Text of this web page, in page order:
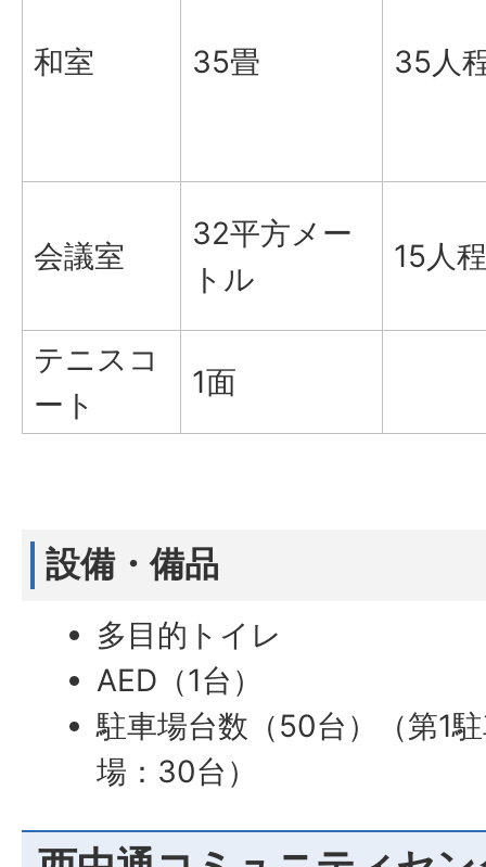
和室 35畳 35人
会議室
32平方メー
トル
15人
テニスコ
ート
1面
設備・備品
多目的トイレ
AED（1台）
駐車場台数（50台）（第1
場：30台）